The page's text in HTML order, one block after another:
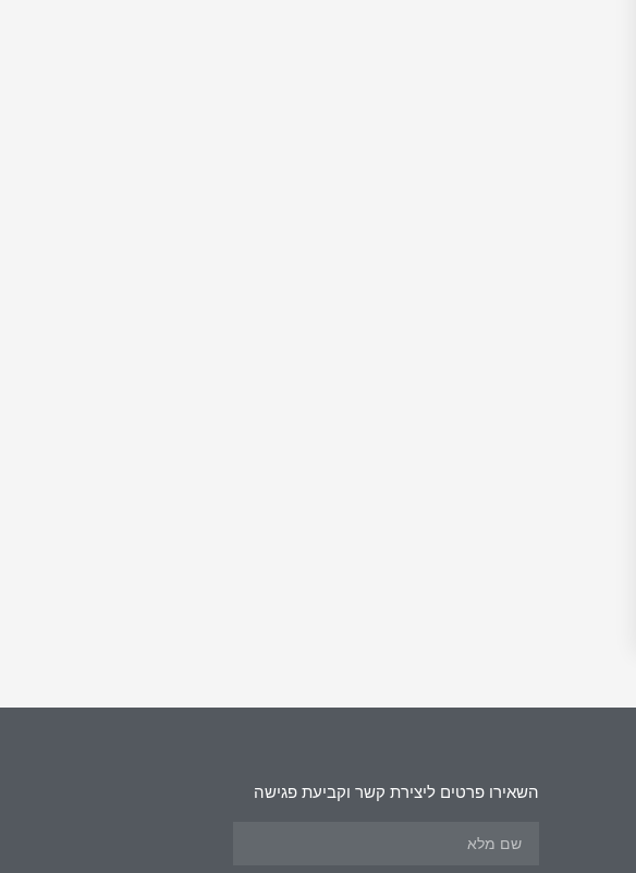
השאירו פרטים ליצירת קשר וקביעת פגישה